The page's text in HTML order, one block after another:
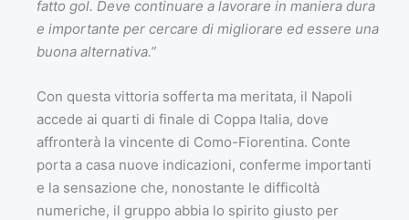
fatto gol. Deve continuare a lavorare in maniera dura
e importante per cercare di migliorare ed essere una
buona alternativa.”
Con questa vittoria sofferta ma meritata, il Napoli
accede ai quarti di finale di Coppa Italia, dove
affronterà la vincente di Como-Fiorentina. Conte
porta a casa nuove indicazioni, conferme importanti
e la sensazione che, nonostante le difficoltà
numeriche, il gruppo abbia lo spirito giusto per